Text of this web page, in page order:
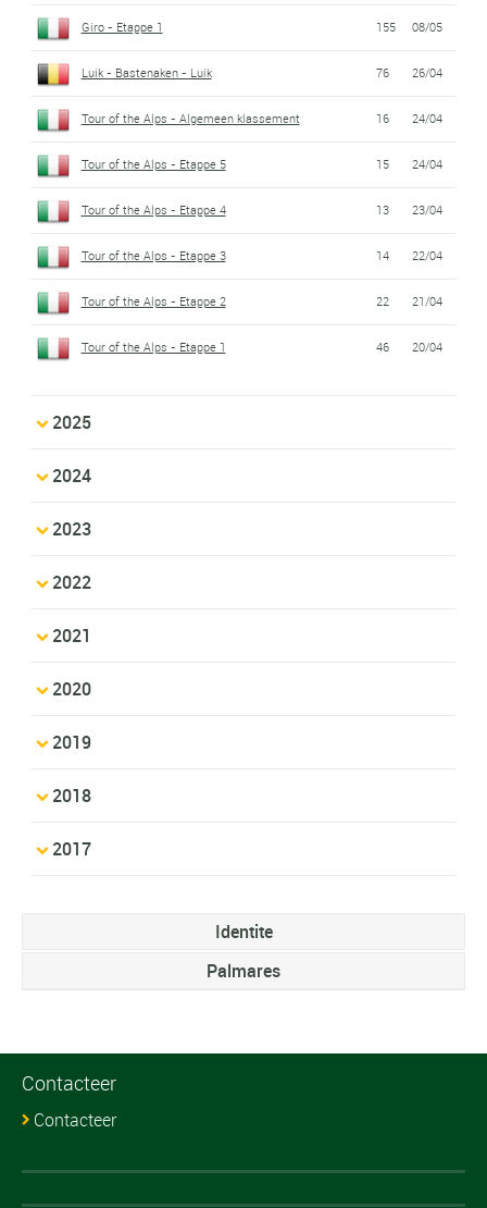
Giro - Etappe 1 155 08/05
Luik - Bastenaken - Luik 76 26/04
Tour of the Alps - Algemeen klassement 16 24/04
Tour of the Alps - Etappe 5 15 24/04
Tour of the Alps - Etappe 4 13 23/04
Tour of the Alps - Etappe 3 14 22/04
Tour of the Alps - Etappe 2 22 21/04
Tour of the Alps - Etappe 1 46 20/04
2025
2024
2023
2022
2021
2020
2019
2018
2017
Identite
Palmares
Contacteer
Contacteer